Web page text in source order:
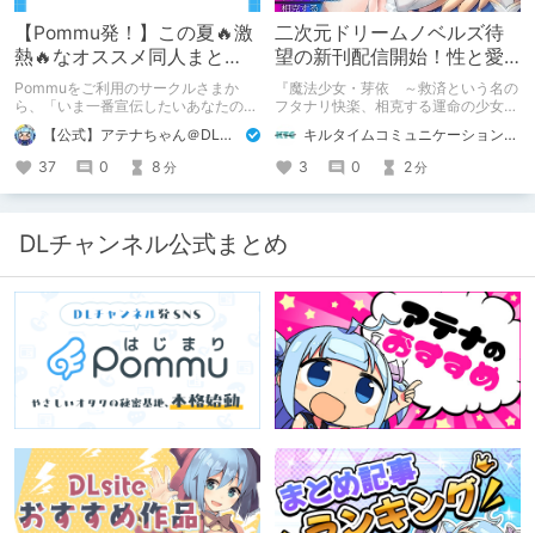
【Pommu発！】この夏🔥激
熱🔥なオススメ同人まと
め！ その1
Pommuをご利用のサークルさまか
ら、「いま一番宣伝したいあなたの
DLsite作品」を募りました！ この夏
🔥激熱🔥な作品ばかり！あなたがまだ
出会っていない、運命の作品が見つか
るかも！
【公式】アテナちゃん＠DLチャンネル
37
0 8 分
二次元ドリームノベルズ待
望の新刊配信開始！性と愛
が渦巻く、ファンタジー官
能小説開幕！
『魔法少女・芽依 ～救済という名の
フタナリ快楽、相克する運命の少女た
ト：鳩春 一気に上・下巻が同時配
信！
キルタイムコミュニケーション（KTC）の作品を一人でも多くの人に知ってほしい人
3
0 2分
DLチャンネル公式まとめ